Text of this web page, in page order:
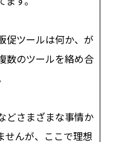
促ツールは何か、が
数のツールを絡め合
どさまざまな事情か
せんが、ここで理想